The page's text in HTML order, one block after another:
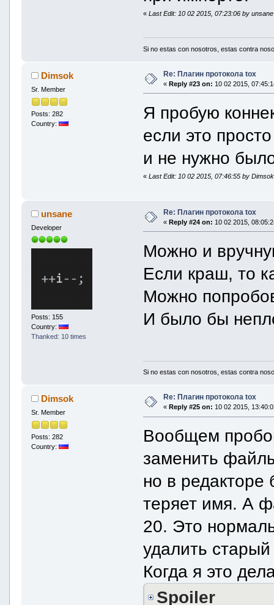
«Last Edit: 10 02 2015, 07:23:06 by unsane
Si no estas con nosotros, estas contra
Dimsok
Sr. Member
Posts: 282
Country:
Re: Плагин протокола tox
« Reply #23 on: 10 02 2015,
Я пробую
если это
и не нужно
«Last Edit: 10 02 2015, 07:46:55 by Dimsok
unsane
Developer
Posts: 155
Country:
Thanked: 10 times
Re: Плагин протокола tox
« Reply #24 on: 10 02 2015,
Можно и
Если краш, то
Можно
И было бы
Si no estas con nosotros, estas contra
Dimsok
Sr. Member
Posts: 282
Country:
Re: Плагин протокола tox
« Reply #25 on: 10 02 2015,
Вообщем
заменить
но в редакторе
теряет имя. А
20. Это
удалить
Когда я это
Spoiler